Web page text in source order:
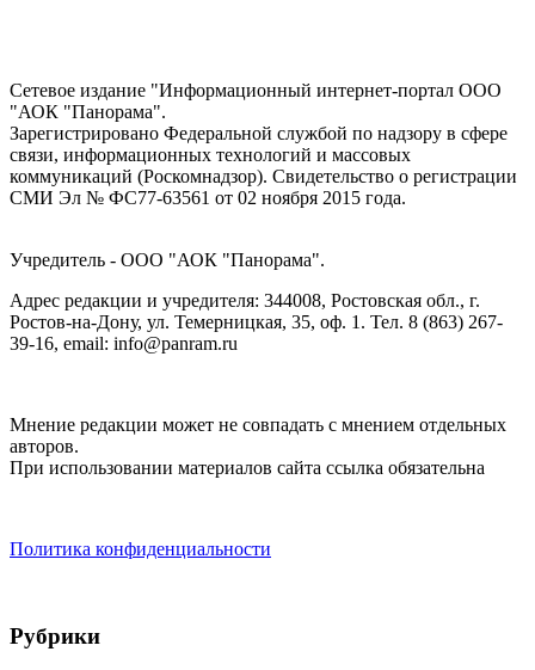
Сетевое издание "Информационный интернет-портал ООО
"АОК "Панорама".
Зарегистрировано Федеральной службой по надзору в сфере
связи, информационных технологий и массовых
коммуникаций (Роскомнадзор). Cвидетельство о регистрации
СМИ Эл № ФС77-63561 от 02 ноября 2015 года.
Учредитель - ООО "АОК "Панорама".
Адрес редакции и учредителя: 344008, Ростовская обл., г.
Ростов-на-Дону, ул. Темерницкая, 35, оф. 1. Тел. 8 (863) 267-
39-16, email: info@panram.ru
Мнение редакции может не совпадать с мнением отдельных
авторов.
При использовании материалов сайта ссылка обязательна
Политика конфиденциальности
Рубрики